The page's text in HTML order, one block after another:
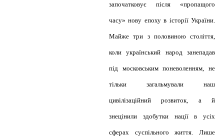
започатковує після «пропащого
часу» нову епоху в історії України.
Майже три з половиною століття,
коли український народ занепадав
під московським поневоленням, не
тільки загальмували наш
цивілізаційний розвиток, а й
знецінили здобутки нації в усіх
сферах суспільного життя. Лише